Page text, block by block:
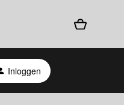
Inloggen